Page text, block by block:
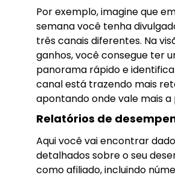
Por exemplo, imagine que
semana você tenha
três canais diferentes. Na
ganhos, você consegue ter
panorama rápido e
canal está trazendo mais
apontando onde vale mais a
Relatórios de
Aqui você vai encontrar
detalhados sobre o seu
como afiliado, incluindo